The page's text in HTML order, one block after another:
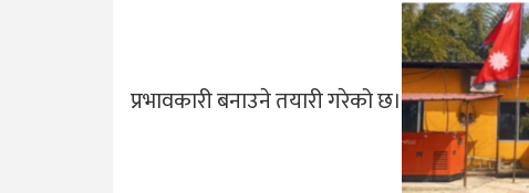
प्रभावकारी बनाउने तयारी गरेको छ।